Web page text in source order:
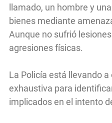
llamado, un hombre y
bienes mediante
Aunque no sufrió
agresiones físicas.
La Policía está llevando
exhaustiva para
implicados en el intento